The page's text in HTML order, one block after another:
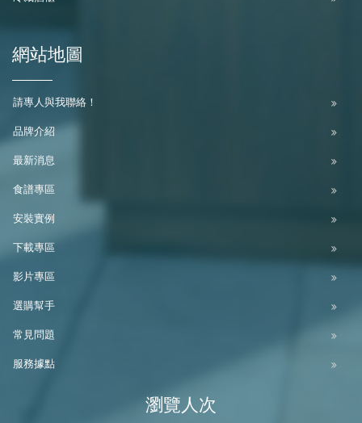
網站地圖
請專人與我聯絡！
品牌介紹
最新消息
食譜專區
安裝實例
下載專區
影片專區
選購幫手
常見問題
服務據點
瀏覽人次